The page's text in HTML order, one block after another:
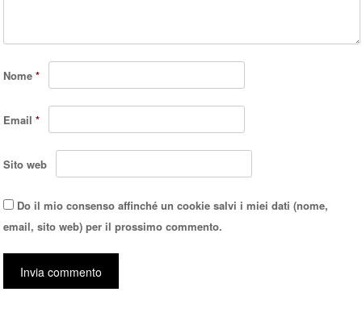
Nome*
Email*
Sito web
Do il mio consenso affinché un cookie salvi i miei dati (nome,
email, sito web) per il prossimo commento.